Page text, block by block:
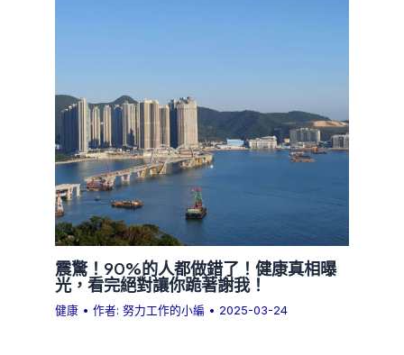
震驚！90%的人都做錯了！健康真相曝
光，看完絕對讓你跪著謝我！
健康 • 作者:努力工作的小編 • 2025-03-24